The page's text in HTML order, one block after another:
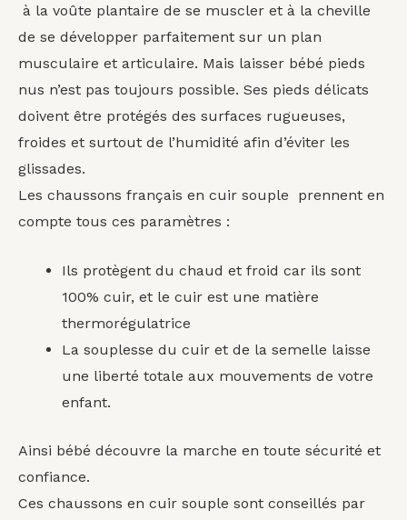
à la voûte plantaire de se muscler et à la cheville
de se développer parfaitement sur un plan
musculaire et articulaire. Mais laisser bébé pieds
nus n’est pas toujours possible. Ses pieds délicats
doivent être protégés des surfaces rugueuses,
froides et surtout de l’humidité afin d’éviter les
glissades.
Les chaussons français en cuir souple prennent en
compte tous ces paramètres :
Ils protègent du chaud et froid car ils sont
100% cuir, et le cuir est une matière
thermorégulatrice
La souplesse du cuir et de la semelle laisse
une liberté totale aux mouvements de votre
enfant.
Ainsi bébé découvre la marche en toute sécurité et
confiance.
Ces chaussons en cuir souple sont conseillés par